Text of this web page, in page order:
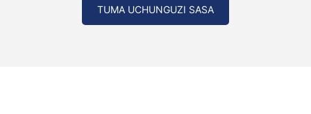
TUMA UCHUNGUZI SASA